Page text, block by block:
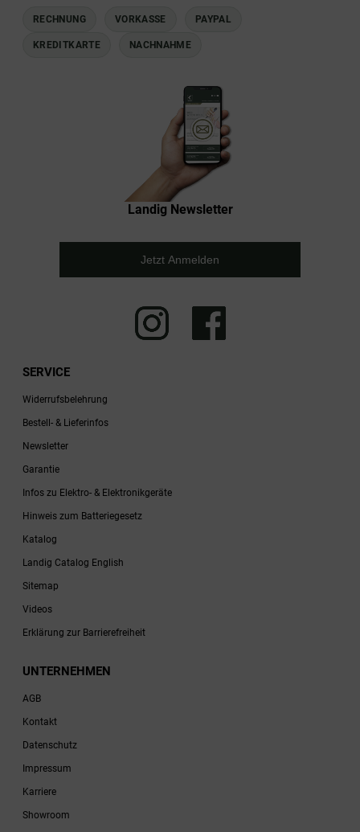
RECHNUNG VORKASSE PAYPAL
KREDITKARTE NACHNAHME
Landig Newsletter
Jetzt Anmelden
SERVICE
Widerrufsbelehrung
Bestell- & Lieferinfos
Newsletter
Garantie
Infos zu Elektro- & Elektronikgeräte
Hinweis zum Batteriegesetz
Katalog
Landig Catalog English
Sitemap
Videos
Erklärung zur Barrierefreiheit
UNTERNEHMEN
AGB
Kontakt
Datenschutz
Impressum
Karriere
Showroom